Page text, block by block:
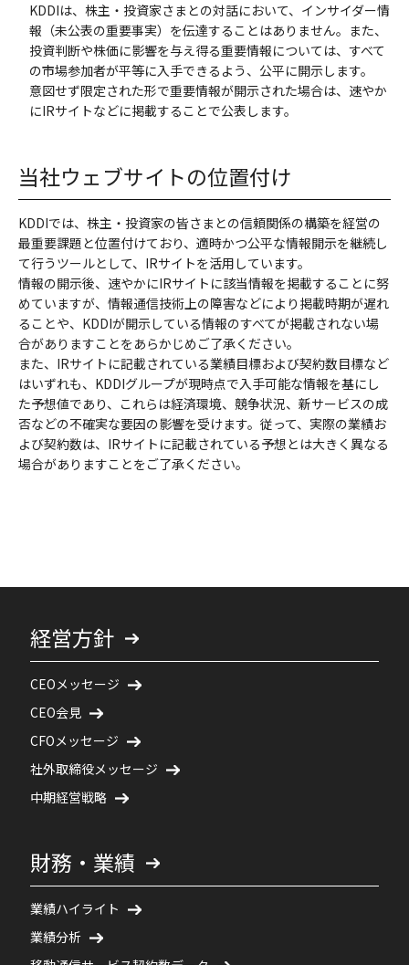
KDDIは、株主・投資家さまとの対話において、インサイダー情
報（未公表の重要事実）を伝達することはありません。また、
投資判断や株価に影響を与え得る重要情報については、すべて
の市場参加者が平等に入手できるよう、公平に開示します。
意図せず限定された形で重要情報が開示された場合は、速やか
にIRサイトなどに掲載することで公表します。
当社ウェブサイトの位置付け
KDDIでは、株主・投資家の皆さまとの信頼関係の構築を経営の
最重要課題と位置付けており、適時かつ公平な情報開示を継続し
て行うツールとして、IRサイトを活用しています。
情報の開示後、速やかにIRサイトに該当情報を掲載することに努
めていますが、情報通信技術上の障害などにより掲載時期が遅れ
ることや、KDDIが開示している情報のすべてが掲載されない場
合がありますことをあらかじめご了承ください。
また、IRサイトに記載されている業績目標および契約数目標など
はいずれも、KDDIグループが現時点で入手可能な情報を基にし
た予想値であり、これらは経済環境、競争状況、新サービスの成
否などの不確実な要因の影響を受けます。従って、実際の業績お
よび契約数は、IRサイトに記載されている予想とは大きく異なる
場合がありますことをご了承ください。
経営方針
CEOメッセージ
CEO会見
CFOメッセージ
社外取締役メッセージ
中期経営戦略
財務・業績
業績ハイライト
業績分析